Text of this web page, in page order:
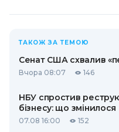
ТАКОЖ ЗА ТЕМОЮ
Сенат США схвалив
Вчора 08:07 146
НБУ спростив
бізнесу: що змінилося
07.08 16:00 152